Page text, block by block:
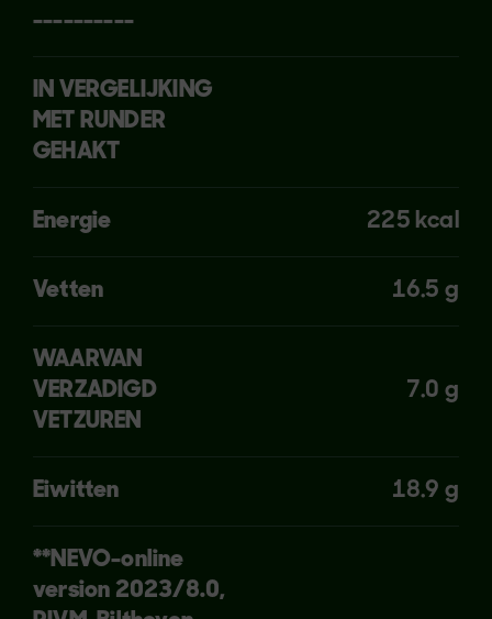
----------
IN VERGELIJKING
MET RUNDER
GEHAKT
Energie 225 kcal
Vetten 16.5 g
WAARVAN
VERZADIGD
VETZUREN
7.0 g
Eiwitten 18.9 g
**NEVO-online
version 2023/8.0,